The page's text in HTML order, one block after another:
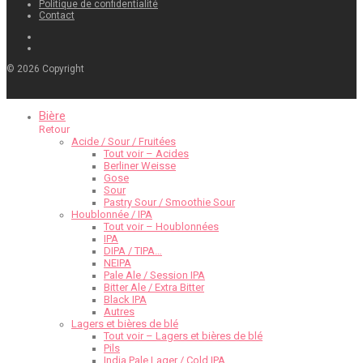
Politique de confidentialité
Contact
© 2026 Copyright
Bière
Retour
Acide / Sour / Fruitées
Tout voir – Acides
Berliner Weisse
Gose
Sour
Pastry Sour / Smoothie Sour
Houblonnée / IPA
Tout voir – Houblonnées
IPA
DIPA / TIPA…
NEIPA
Pale Ale / Session IPA
Bitter Ale / Extra Bitter
Black IPA
Autres
Lagers et bières de blé
Tout voir – Lagers et bières de blé
Pils
India Pale Lager / Cold IPA